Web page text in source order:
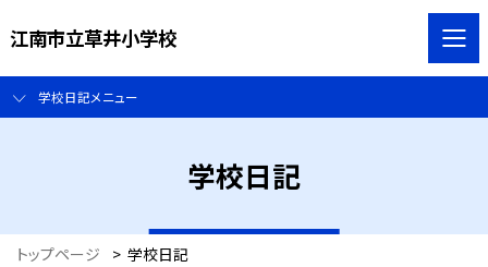
江南市立草井小学校
学校日記メニュー
学校日記
トップページ > 学校日記